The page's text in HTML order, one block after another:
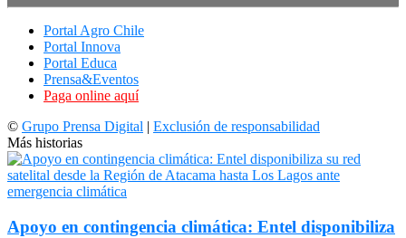
Portal Agro Chile
Portal Innova
Portal Educa
Prensa&Eventos
Paga online aquí
© Grupo Prensa Digital | Exclusión de responsabilidad
Más historias
Apoyo en contingencia climática: Entel disponibiliza